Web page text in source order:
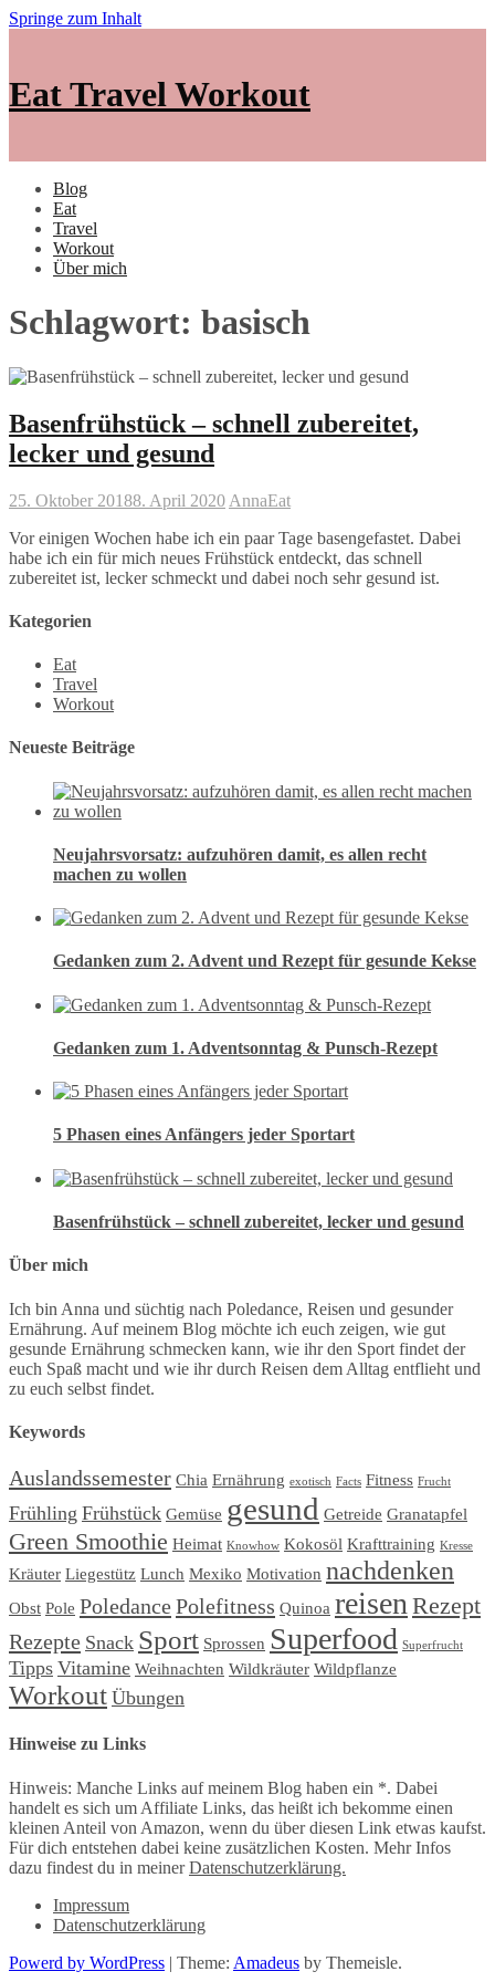
Springe zum Inhalt
Eat Travel Workout
Blog
Eat
Travel
Workout
Über mich
Schlagwort: basisch
Basenfrühstück – schnell zubereitet,
lecker und gesund
25. Oktober 20188. April 2020 AnnaEat
Vor einigen Wochen habe ich ein paar Tage basengefastet. Dabei
habe ich ein für mich neues Frühstück entdeckt, das schnell
zubereitet ist, lecker schmeckt und dabei noch sehr gesund ist.
Kategorien
Eat
Travel
Workout
Neueste Beiträge
Neujahrsvorsatz: aufzuhören damit, es allen recht
machen zu wollen
Gedanken zum 2. Advent und Rezept für gesunde Kekse
Gedanken zum 1. Adventsonntag & Punsch-Rezept
5 Phasen eines Anfängers jeder Sportart
Basenfrühstück – schnell zubereitet, lecker und gesund
Über mich
Ich bin Anna und süchtig nach Poledance, Reisen und gesunder
Ernährung. Auf meinem Blog möchte ich euch zeigen, wie gut
gesunde Ernährung schmecken kann, wie ihr den Sport findet der
euch Spaß macht und wie ihr durch Reisen dem Alltag entflieht und
zu euch selbst findet.
Keywords
Auslandssemester Chia Ernährung exotisch Facts Fitness Frucht
Frühling Frühstück Gemüse gesund Getreide Granatapfel
Green Smoothie Heimat Knowhow Kokosöl Krafttraining Kresse
Kräuter Liegestütz Lunch Mexiko Motivation nachdenken
Obst Pole PoledancePolefitness Quinoa reisen Rezept
Rezepte Snack Sport Sprossen Superfood Superfrucht
Tipps Vitamine Weihnachten Wildkräuter Wildpflanze
Workout Übungen
Hinweise zu Links
Hinweis: Manche Links auf meinem Blog haben ein *. Dabei
handelt es sich um Affiliate Links, das heißt ich bekomme einen
kleinen Anteil von Amazon, wenn du über diesen Link etwas kaufst.
Für dich entstehen dabei keine zusätzlichen Kosten. Mehr Infos
dazu findest du in meinerDatenschutzerklärung.
Impressum
Datenschutzerklärung
Powerd by WordPress | Theme: Amadeus by Themeisle.